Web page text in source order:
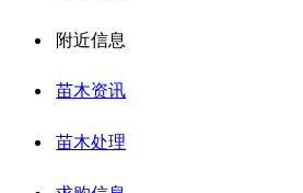
附近信息
苗木资讯
苗木处理